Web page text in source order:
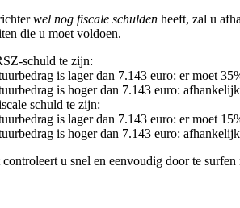
wel nog fiscale schulden heeft, zal u
die u moet voldoen.
schuld te zijn:
is lager dan 7.143 euro: er moet
is hoger dan 7.143 euro:
schuld te zijn:
is lager dan 7.143 euro: er moet
is hoger dan 7.143 euro:
u snel en eenvoudig door te surfen